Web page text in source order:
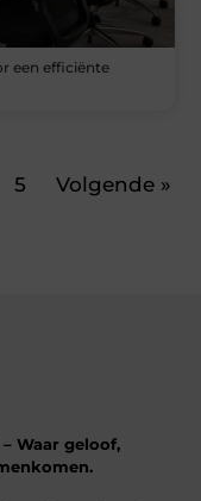
een efficiënte
5 Volgende »
Waar geloof,